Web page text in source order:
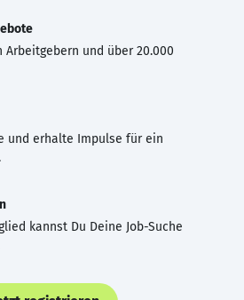
Arbeitgebern und über 20.000
und erhalte Impulse für ein
kannst Du Deine Job-Suche